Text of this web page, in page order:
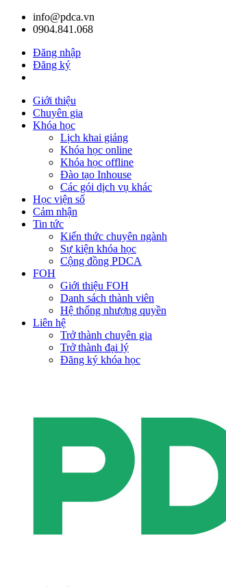
info@pdca.vn
0904.841.068
Đăng nhập
Đăng ký
Giới thiệu
Chuyên gia
Khóa học
Lịch khai giảng
Khóa học online
Khóa học offline
Đào tạo Inhouse
Các gói dịch vụ khác
Học viện số
Cảm nhận
Tin tức
Kiến thức chuyên ngành
Sự kiện khóa học
Cộng đồng PDCA
FOH
Giới thiệu FOH
Danh sách thành viên
Hệ thống nhượng quyền
Liên hệ
Trở thành chuyên gia
Trở thành đại lý
Đăng ký khóa học